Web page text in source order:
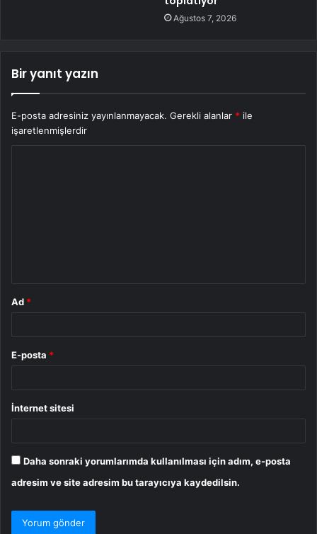
Ağustos 7, 2026
Bir yanıt yazın
E-posta adresiniz yayınlanmayacak. Gerekli alanlar * ile
işaretlenmişlerdir
Ad *
E-posta *
İnternet sitesi
Daha sonraki yorumlarımda kullanılması için adım, e-posta
adresim ve site adresim bu tarayıcıya kaydedilsin.